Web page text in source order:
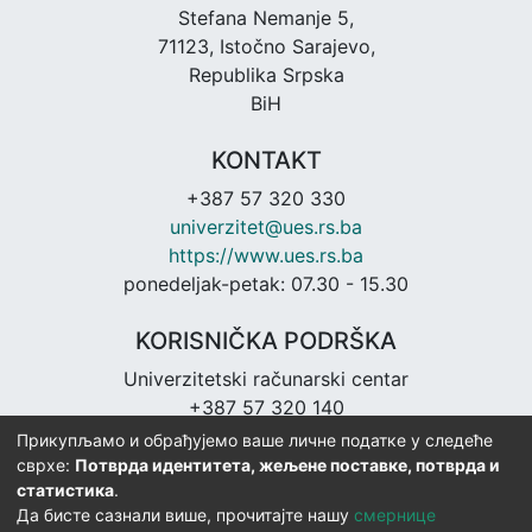
Stefana Nemanje 5,
71123, Istočno Sarajevo,
Republika Srpska
BiH
KONTAKT
+387 57 320 330
univerzitet@ues.rs.ba
https://www.ues.rs.ba
ponedeljak-petak: 07.30 - 15.30
KORISNIČKA PODRŠKA
Univerzitetski računarski centar
+387 57 320 140
urc@ues.rs.ba
https://urc.ues.rs.ba
Прикупљамо и обрађујемо ваше личне податке у следеће
сврхе: Потврда идентитета, жељене поставке, потврда и
статистика.
Да бисте сазнали више, прочитајте нашу смернице